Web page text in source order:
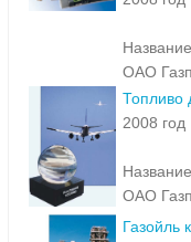
ОАО
Топливо
2008 год
ОАО
Газойль